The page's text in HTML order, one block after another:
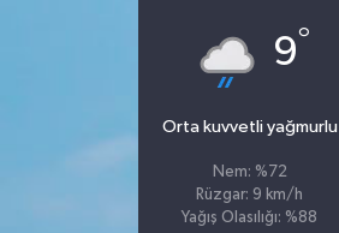
9°
Orta kuvvetli yağmurlu
Nem: %72
Rüzgar: 9 km/h
Yağış Olasılığı: %88